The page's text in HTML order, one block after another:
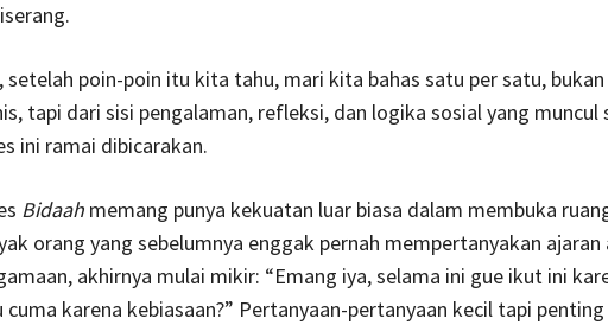
setelah poin-poin itu kita tahu, mari kita bahas satu per satu, bukan
tapi dari sisi pengalaman, refleksi, dan logika sosial yang muncul
ini ramai dibicarakan.
Bidaahmemang punya kekuatan luar biasa dalam membuka
orang yang sebelumnya enggak pernah mempertanyakan
akhirnya mulai mikir: “Emang iya, selama ini gue ikut ini
cuma karena kebiasaan?” Pertanyaan-pertanyaan kecil tapi penting